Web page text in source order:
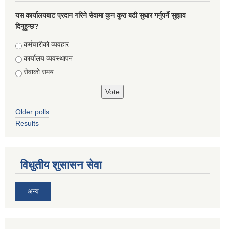
यस कार्यालयबाट प्रदान गरिने सेवामा कुन कुरा बढी सुधार गर्नुपर्ने सुझाव
दिनुहुन्छ?
Choices
कर्मचारीको व्यवहार
कार्यालय व्यवस्थापन
सेवाको समय
Older polls
Results
विधुतीय शुसासन सेवा
अन्य